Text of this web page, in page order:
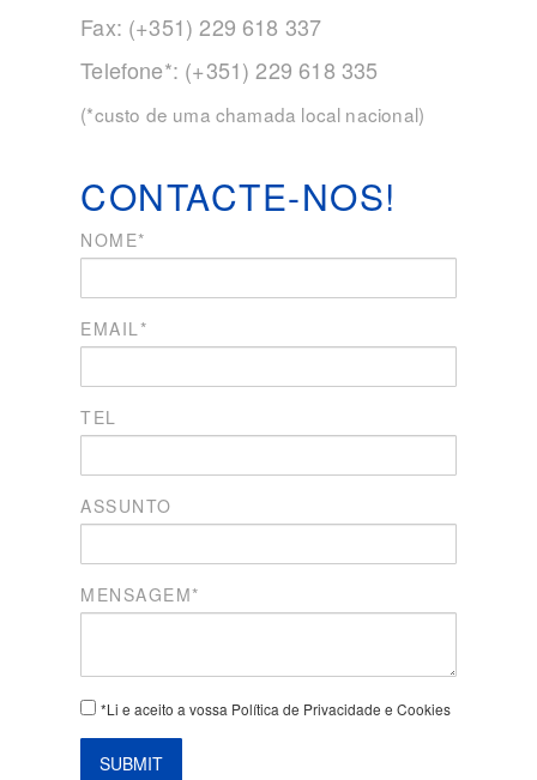
CONTACTE-NOS!
NOME*
EMAIL*
TEL
ASSUNTO
MENSAGEM*
*Li e aceito a vossa Política de Privacidade e Cookies
SUBMIT
Fax: (+351) 229 618 337
Telefone*: (+351) 229 618 335
(*custo de uma chamada local nacional)